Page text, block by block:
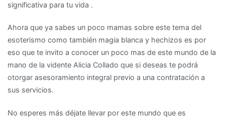
significativa para tu vida .
Ahora que ya sabes un poco mamas sobre este tema del
esoterismo como también magia blanca y hechizos es por
eso que te invito a conocer un poco mas de este mundo de la
mano de la vidente Alicia Collado que si deseas te podrá
otorgar asesoramiento integral previo a una contratación a
sus servicios.
No esperes más déjate llevar por este mundo que es